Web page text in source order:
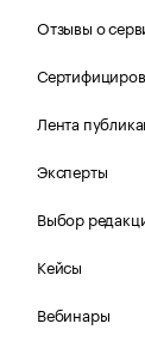
Отзывы о
Лента
Эксперты
Выбор
Кейсы
Вебинары